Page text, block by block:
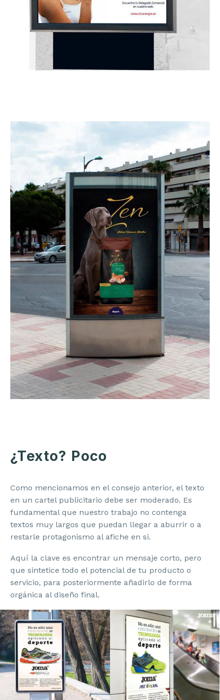
¿Texto? Poco
Como mencionamos en el consejo anterior, el texto
en un cartel publicitario debe ser moderado. Es
fundamental que nuestro trabajo no contenga
textos muy largos que puedan llegar a aburrir o a
restarle protagonismo al afiche en si.
Aquí la clave es encontrar un mensaje corto, pero
que sintetice todo el potencial de tu producto o
servicio, para posteriormente añadirlo de forma
orgánica al diseño final.